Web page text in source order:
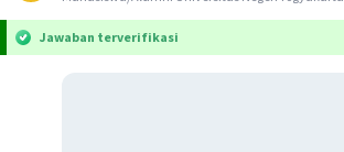
Jawaban terverifikasi